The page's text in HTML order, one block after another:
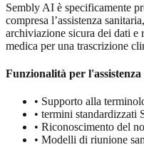
Sembly AI è specificamente
compresa l’assistenza
archiviazione sicura dei dati e
medica per una trascrizione
Funzionalità per
• Supporto alla
• termini
• Riconoscimento del
• Modelli di riunione